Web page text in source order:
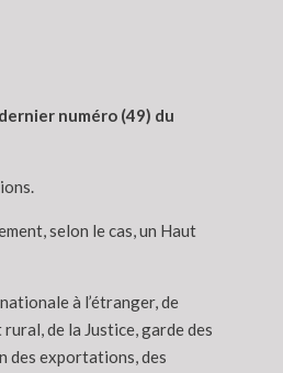
numéro (49) du
selon le cas, un Haut
à l’étranger, de
de la Justice, garde des
des exportations, des